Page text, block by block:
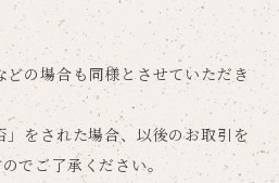
の場合も同様とさせていただき
をされた場合、以後のお取引を
でご了承ください。